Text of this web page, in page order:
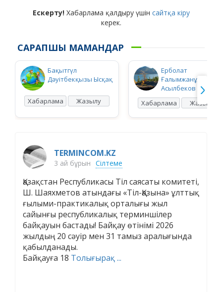
Ескерту!Хабарлама қалдыру үшін сайтқа кіру
керек.
САРАПШЫ МАМАНДАР
Бақытгүл
Дәуітбекқызы Ысқақ
Хабарлама Жазылу
Ерболат
Ғалымжанұлы
Асылбеков
Хабарлама
Жазылу
TERMINCOM.KZ
3 ай бұрын Сілтеме
Қазақстан Республикасы Тіл саясаты комитеті,
Ш. Шаяхметов атындағы «Тіл-Қазына» ұлттық
ғылыми-практикалық орталығы жыл
сайынғы республикалық терминшілер
байқауын бастады! Байқау өтінімі 2026
жылдың 20 сәуір мен 31 тамыз аралығында
қабылданады.
Байқауға 18 Толығырақ ...